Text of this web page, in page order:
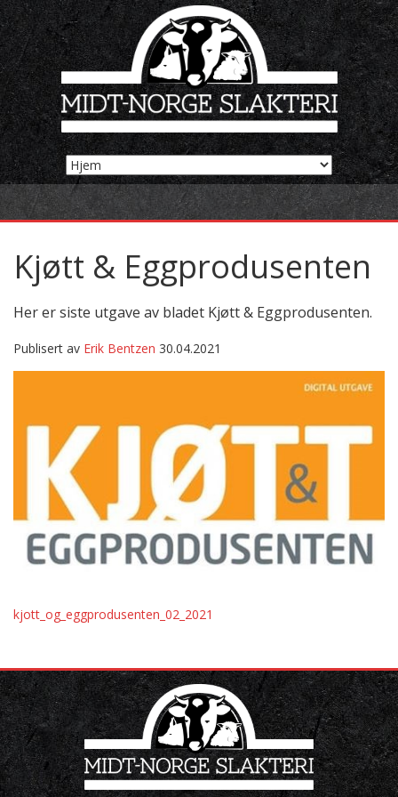
Kjøtt & Eggprodusenten
Her er siste utgave av bladet Kjøtt & Eggprodusenten.
Publisert av Erik Bentzen 30.04.2021
kjott_og_eggprodusenten_02_2021